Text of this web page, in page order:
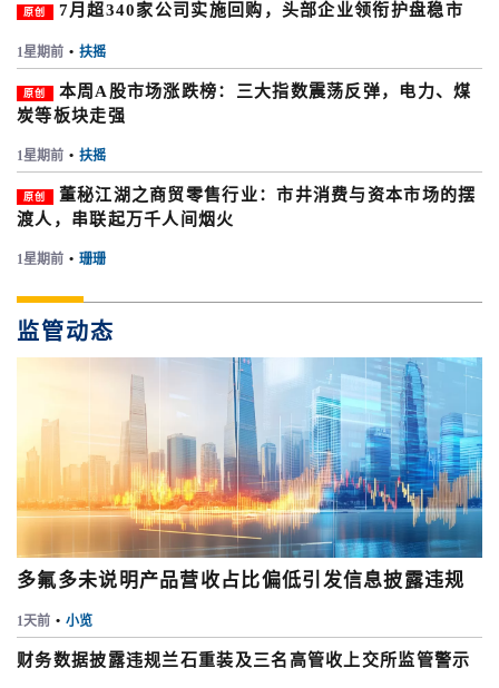
原创 7月超340家公司实施回购，头部企业领衔护盘稳市
1星期前 • 扶摇
原创
本周A股市场涨跌榜：三大指数震荡反弹，电力、煤
炭等板块走强
1星期前 • 扶摇
原创
董秘江湖之商贸零售行业：市井消费与资本市场的摆
渡人，串联起万千人间烟火
1星期前 • 珊珊
监管动态
多氟多未说明产品营收占比偏低引发信息披露违规
1天前 • 小览
财务数据披露违规兰石重装及三名高管收上交所监管警示